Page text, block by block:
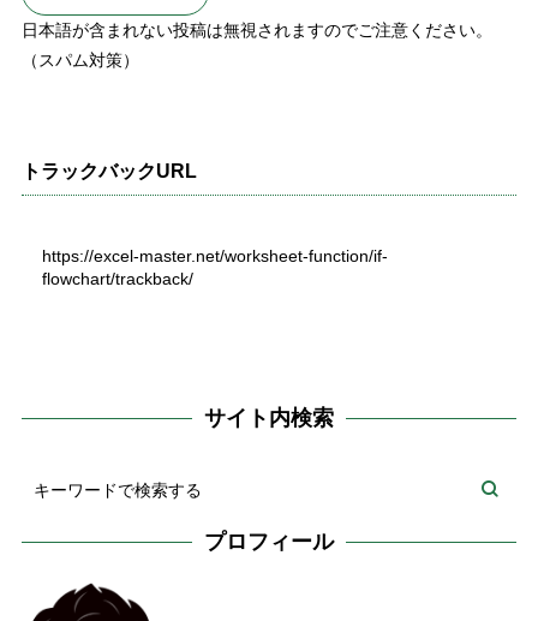
日本語が含まれない投稿は無視されますのでご注意ください。
（スパム対策）
トラックバックURL
https://excel-master.net/worksheet-function/if-
flowchart/trackback/
サイト内検索
プロフィール